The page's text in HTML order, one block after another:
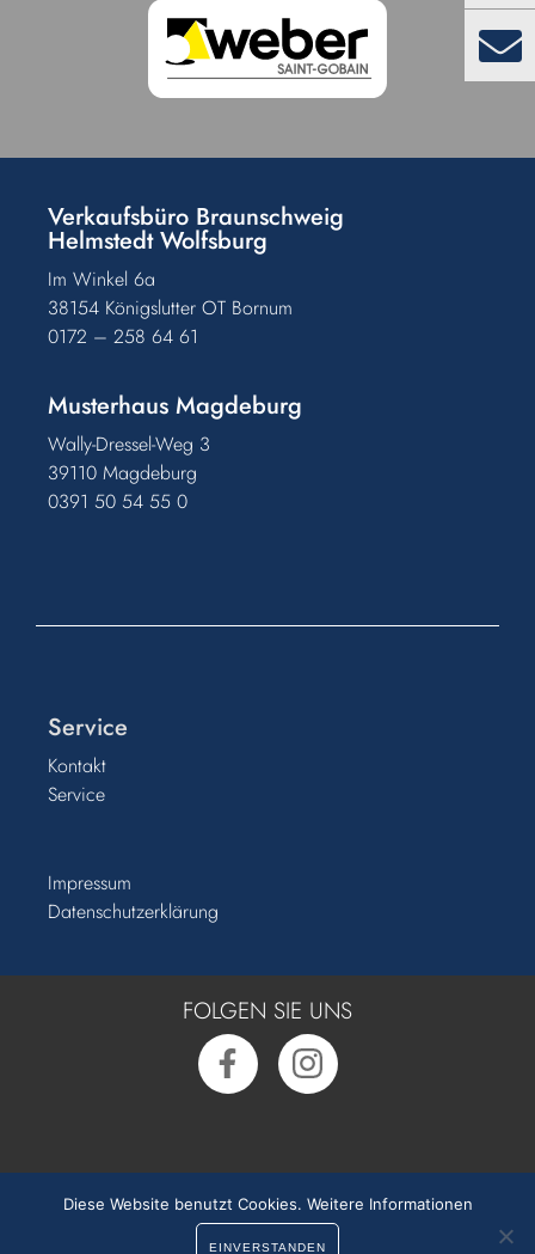
Rufen Sie uns an:0391 50 54 55 0
Verkaufsbüro Braunschweig
Helmstedt Wolfsburg
Im Winkel 6a
38154 Königslutter OT Bornum
0172 – 258 64 61
Musterhaus Magdeburg
Wally-Dressel-Weg 3
39110 Magdeburg
0391 50 54 55 0
Service
Kontakt
Service
Impressum
Datenschutzerklärung
FOLGEN SIE UNS
Diese Website benutzt Cookies. Weitere Informationen
EINVERSTANDEN